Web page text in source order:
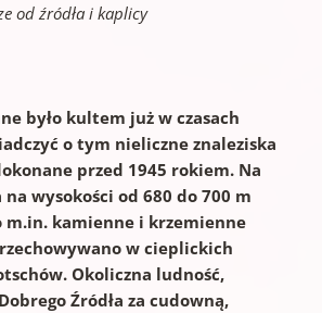
od źródła i kaplicy
było kultem już w czasach
o tym nieliczne znaleziska
przed 1945 rokiem. Na
na wysokości od 680 do 700 m
m.in. kamienne i krzemienne
w cieplickich
Okoliczna ludność,
Źródła za cudowną,